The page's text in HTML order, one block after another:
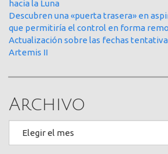
hacia la Luna
Descubren una «puerta trasera» en
que permitiría el control en forma
Actualización sobre las fechas
Artemis II
Archivo